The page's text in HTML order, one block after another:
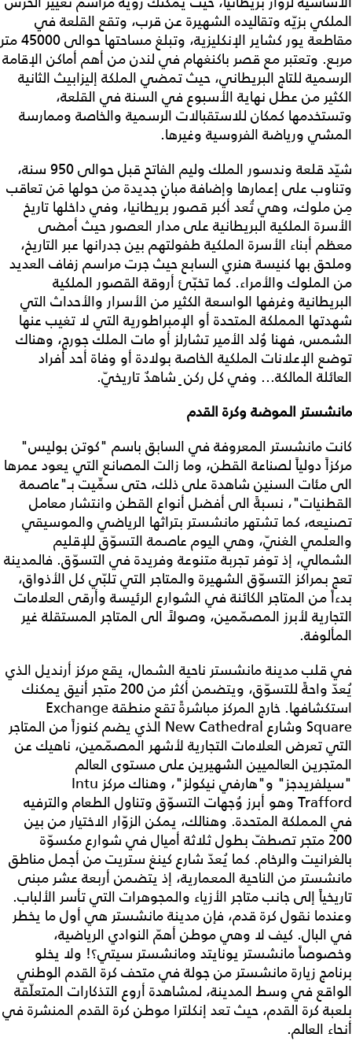
الملكي بزيّه وتقاليده الشهيرة عن قرب، وتقع القلعة في
مقاطعة يور كشاير الإنكليزية، وتبلغ مساحتها حوالى 45000 متر
مربع. وتعتبر مع قصر باكنغهام في لندن من أهم أماكن الإقامة
الرسمية للتاج البريطاني، حيث تمضي الملكة إليزابيث الثانية
الكثير من عطل نهاية الأسبوع في السنة في القلعة،
وتستخدمها كمكان للاستقبالات الرسمية والخاصة وممارسة
المشي ورياضة الفروسية وغيرها.
شيّد قلعة وندسور الملك وليم الفاتح قبل حوالى 950 سنة،
وتناوب على إعمارها وإضافة مبانٍ جديدة من حولها مَن تعاقب
مِن ملوك، وهي تُعد أكبر قصور بريطانيا، وفي داخلها تاريخ
الأسرة الملكية البريطانية على مدار العصور حيث أمضى
معظم أبناء الأسرة الملكية طفولتهم بين جدرانها عبر التاريخ،
وملحق بها كنيسة هنري السابع حيث جرت مراسم زفاف العديد
من الملوك والأمراء. كما تخبّئ أروقة القصور الملكية
البريطانية وغرفها الواسعة الكثير من الأسرار والأحداث التي
شهدتها المملكة المتحدة أو الإمبراطورية التي لا تغيب عنها
الشمس، فهنا وُلد الأمير تشارلز أو مات الملك جورج، وهناك
توضع الإعلانات الملكية الخاصة بولادة أو وفاة أحد أفراد
العائلة المالكة... وفي كل ركن ٍ شاهدٌ تاريخيّ.
مانشستر الموضة وكرة القدم
كانت مانشستر المعروفة في السابق باسم "كوتن بوليس"
مركزاً دولياً لصناعة القطن، وما زالت المصانع التي يعود عمرها
الى مئات السنين شاهدة على ذلك، حتى سمِّيت بـ"عاصمة
القطنيات"، نسبةً الى أفضل أنواع القطن وانتشار معامل
تصنيعه، كما تشتهر مانشستر بتراثها الرياضي والموسيقي
والعلمي الغنيّ، وهي اليوم عاصمة التسوّق للإقليم
الشمالي، إذ توفر تجربة متنوعة وفريدة في التسوّق. فالمدينة
تعج بمراكز التسوّق الشهيرة والمتاجر التي تلبّي كل الأذواق،
بدءاً من المتاجر الكائنة في الشوارع الرئيسة وأرقى العلامات
التجارية لأبرز المصمّمين، وصولاً الى المتاجر المستقلة غير
المألوفة.
في قلب مدينة مانشستر ناحية الشمال، يقع مركز أرنديل الذي
يُعدّ واحةً للتسوّق، ويتضمن أكثر من 200 متجر أنيق يمكنك
استكشافها. خارج المركز مباشرةً تقع منطقة Exchange
Square وشارع New Cathedral الذي يضم كنوزاً من المتاجر
التي تعرض العلامات التجارية لأشهر المصمّمين، ناهيك عن
المتجرين العالميين الشهيرين على مستوى العالم
"سيلفريدجز" و"هارفي نيكولز"، وهناك مركز Intu
Trafford وهو أبرز وُجهات التسوّق وتناول الطعام والترفيه
في المملكة المتحدة. وهنالك، يمكن الزوّار الاختيار من بين
200 متجر تصطفّ بطول ثلاثة أميال في شوارع مكسوّة
بالغرانيت والرخام. كما يُعدّ شارع كينغ ستريت من أجمل مناطق
مانشستر من الناحية المعمارية، إذ يتضمن أربعة عشر مبنى
تاريخياً إلى جانب متاجر الأزياء والمجوهرات التي تأسر الألباب.
وعندما نقول كرة قدم، فإن مدينة مانشستر هي أول ما يخطر
في البال. كيف لا وهي موطن أهمّ النوادي الرياضية،
وخصوصاً مانشستر يونايتد ومانشستر سيتي؟! ولا يخلو
برنامج زيارة مانشستر من جولة في متحف كرة القدم الوطني
الواقع في وسط المدينة، لمشاهدة أروع التذكارات المتعلّقة
بلعبة كرة القدم، حيث تعد إنكلترا موطن كرة القدم المنشرة في
أنحاء العالم.